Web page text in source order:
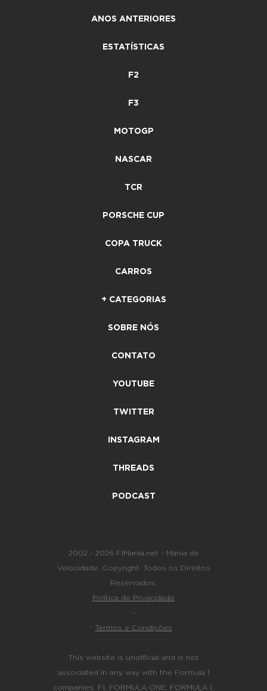
ANOS ANTERIORES
ESTATÍSTICAS
F2
F3
MOTOGP
NASCAR
TCR
PORSCHE CUP
COPA TRUCK
CARROS
+ CATEGORIAS
SOBRE NÓS
CONTATO
YOUTUBE
TWITTER
INSTAGRAM
THREADS
PODCAST
2002 - 2026 F1Mania.net - Mania de
Velocidade. Copyright. Todos os Direitos
Reservados.
Política de Privacidade
-
Termos e Condições
This website is unofficial and is not
associated in any way with the Formula 1
companies. F1, FORMULA ONE, FORMULA 1,